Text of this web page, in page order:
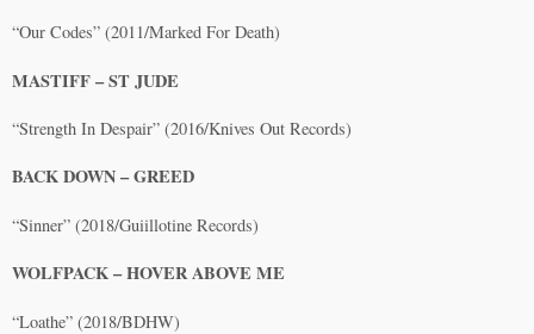
“Our Codes” (2011/Marked For Death)
MASTIFF – ST JUDE
“Strength In Despair” (2016/Knives Out Records)
BACK DOWN – GREED
“Sinner” (2018/Guiillotine Records)
WOLFPACK – HOVER ABOVE ME
“Loathe” (2018/BDHW)